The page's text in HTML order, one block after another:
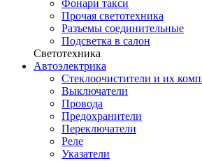
Фонари такси
Прочая светотехника
Разъемы соединительные
Подсветка в салон
Светотехника
Автоэлектрика
Стеклоочистители и их
Выключатели
Провода
Предохранители
Переключатели
Реле
Указатели